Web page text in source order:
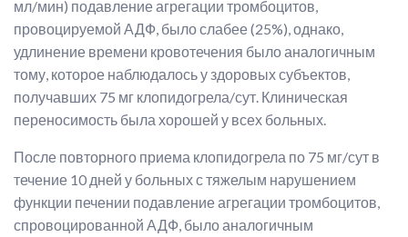
мл/мин) подавление агрегации тромбоцитов,
провоцируемой АДФ, было слабее (25%), однако,
удлинение времени кровотечения было аналогичным
тому, которое наблюдалось у здоровых субъектов,
получавших 75 мг клопидогрела/сут. Клиническая
переносимость была хорошей у всех больных.
После повторного приема клопидогрела по 75 мг/сут в
течение 10 дней у больных с тяжелым нарушением
функции печении подавление агрегации тромбоцитов,
спровоцированной АДФ, было аналогичным